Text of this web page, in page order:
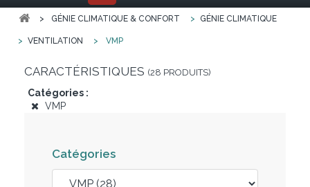
> GÉNIE CLIMATIQUE & CONFORT > GÉNIE CLIMATIQUE
> VENTILATION > VMP
CARACTÉRISTIQUES (28 PRODUITS)
Catégories :
VMP
Catégories